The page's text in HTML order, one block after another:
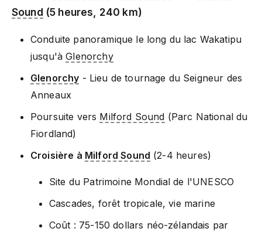
Sound (5 heures, 240 km)
Conduite panoramique le long du lac Wakatipu
jusqu'àGlenorchy
Glenorchy - Lieu de tournage du Seigneur des
Anneaux
Poursuite vers Milford Sound (Parc National du
Fiordland)
Croisière à Milford Sound (2-4 heures)
Site du Patrimoine Mondial de l'UNESCO
Cascades, forêt tropicale, vie marine
Coût : 75-150 dollars néo-zélandais par